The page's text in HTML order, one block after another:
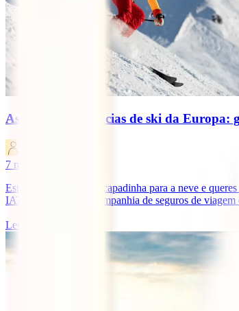
As melhores estâncias de ski da Europa:
7 minutos de leitura
Estás a planear uma escapadinha para a neve e
IATI Seguros, a tua companhia de seguros de
Ler mais